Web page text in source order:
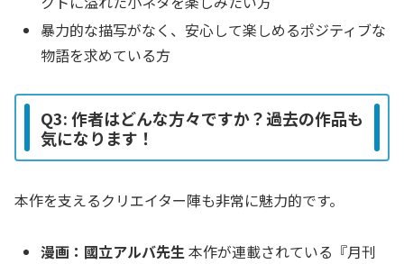
暴力的な描写がなく、安心して楽しめるポジティブな
物語を求めている方
Q3: 作者はどんな方々ですか？過去の作品も
気になります！
本作を支えるクリエイター陣も非常に魅力的です。
漫画：國立アルバ先生本作が連載されている『月刊